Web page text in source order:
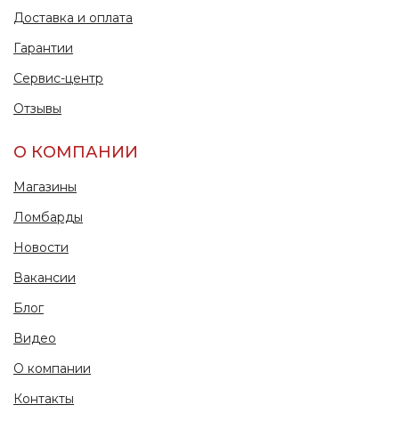
Доставка и оплата
Гарантии
Сервис-центр
Отзывы
О КОМПАНИИ
Магазины
Ломбарды
Новости
Вакансии
Блог
Видео
О компании
Контакты